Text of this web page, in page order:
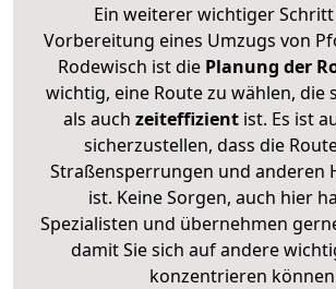
Ein weiterer wichtiger
Vorbereitung eines Umzugs von
Rodewisch ist diePlanung der
wichtig, eine Route zu wählen, die
als auch zeiteffizientist. Es ist
sicherzustellen, dass die
Straßensperrungen und anderen
ist. Keine Sorgen, auch hier
Spezialisten und übernehmen
damit Sie sich auf andere
konzentrieren